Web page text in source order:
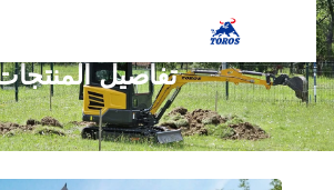
تفاصيل المنتجات